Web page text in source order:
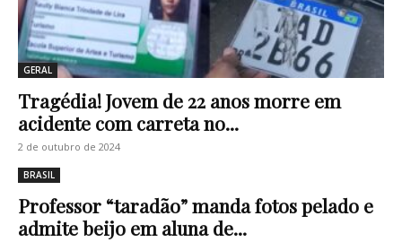
GERAL
Tragédia! Jovem de 22 anos morre em
acidente com carreta no...
2 de outubro de 2024
BRASIL
Professor “taradão” manda fotos pelado e
admite beijo em aluna de...